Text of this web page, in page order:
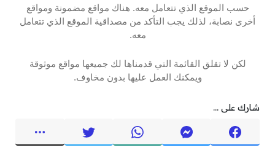
حسب الموقع الذي تتعامل معه. هناك مواقع مضمونة ومواقع
أخرى نصابة، لذلك يجب التأكد من مصداقية الموقع الذي تتعامل
معه.
لكن لا تقلق القائمة التي قدمناها لك جميعها مواقع موثوقة
ويمكنك العمل عليها بدون مخاوف.
شارك على ...